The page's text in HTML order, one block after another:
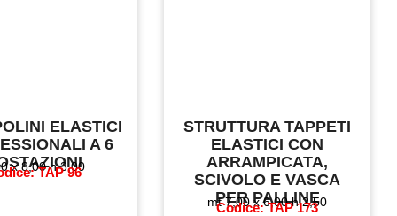
ELASTICI
A 6
x 8,00 h 3,00
TAP 96
STRUTTURA TAPPETI
ELASTICI CON
ARRAMPICATA,
SCIVOLO E VASCA
PER PALLINE
mt 7,00 x 6,00 h 2,50
Codice: TAP 173